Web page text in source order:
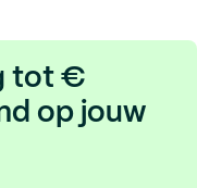
tot €
op jouw